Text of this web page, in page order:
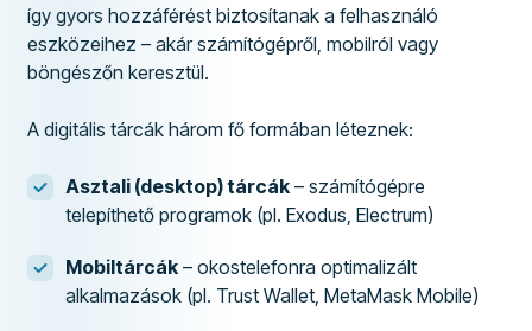
így gyors hozzáférést biztosítanak a felhasználó
eszközeihez – akár számítógépről, mobilról vagy
böngészőn keresztül.
A digitális tárcák három fő formában léteznek:
Asztali (desktop) tárcák – számítógépre
telepíthető programok (pl. Exodus, Electrum)
Mobiltárcák – okostelefonra optimalizált
alkalmazások (pl. Trust Wallet, MetaMask Mobile)